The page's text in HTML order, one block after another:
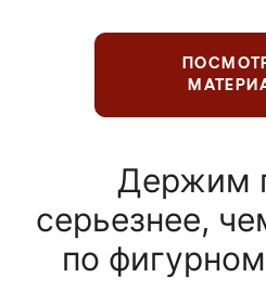
Держим
серьезнее,
по